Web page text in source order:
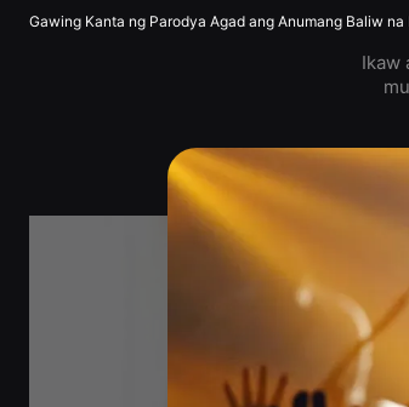
Gawing Kanta ng Parodya Agad ang Anumang Baliw na
Ikaw